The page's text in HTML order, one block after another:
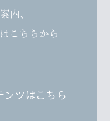
内、
こちらから
ンツはこちら